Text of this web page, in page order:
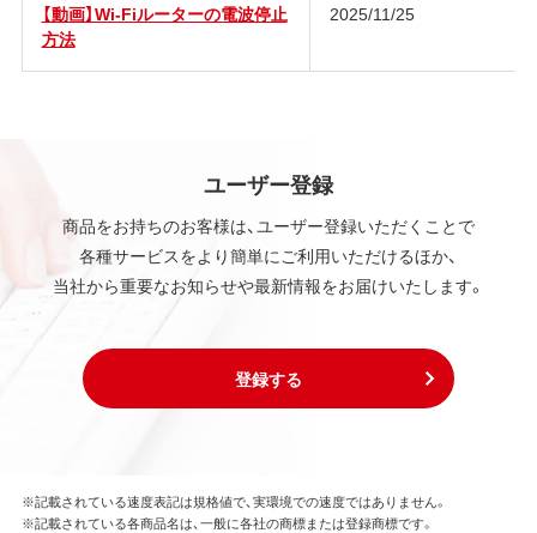
【動画】Wi-Fiルーターの電波停止
方法
2025/11/25
ユーザー登録
商品をお持ちのお客様は、ユーザー登録いただくことで
各種サービスをより簡単にご利用いただけるほか、
当社から重要なお知らせや最新情報をお届けいたします。
登録する
※記載されている速度表記は規格値で、実環境での速度ではありません。
※記載されている各商品名は、一般に各社の商標または登録商標です。